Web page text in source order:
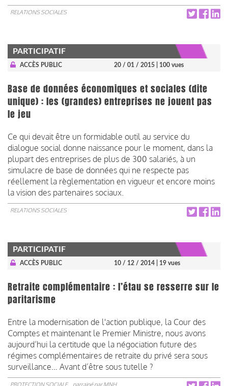
RELATIONS SOCIALES
PARTICIPATIF
ACCÈS PUBLIC 20 / 01 / 2015 | 100 vues
Base de données économiques et sociales (dite
unique) : les (grandes) entreprises ne jouent pas
le jeu
Ce qui devait être un formidable outil au service du
dialogue social donne naissance pour le moment, dans la
plupart des entreprises de plus de 300 salariés, à un
simulacre de base de données qui ne respecte pas
réellement la règlementation en vigueur et encore moins
la vision des partenaires sociaux.
RELATIONS SOCIALES
PARTICIPATIF
ACCÈS PUBLIC 10 / 12 / 2014 | 19 vues
Retraite complémentaire : l’étau se resserre sur le
paritarisme
Entre la modernisation de l'action publique, la Cour des
Comptes et maintenant le Premier Ministre, nous avons
aujourd’hui la certitude que la négociation future des
régimes complémentaires de retraite du privé sera sous
surveillance… Avant d’être sous tutelle ?
PROTECTION SOCIALE parrainé parMNH